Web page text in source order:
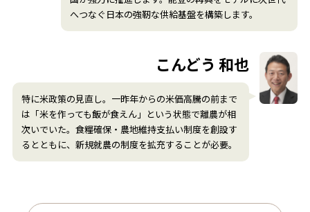
へつなぐ日本の強靭な供給基盤を構築します。
こんどう 和也
特に米政策の見直し。一昨年からの米価高騰の前まで
は「米を作っても飯が食えん」という状態で離農が相
次いでいた。食糧確保・農地維持支払い制度を創設す
るとともに、新規就農の制度を拡充することが必要。